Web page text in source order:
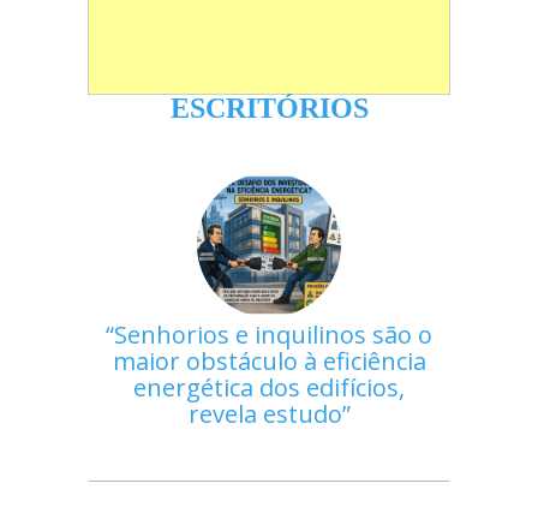
ESCRITÓRIOS
Senhorios e inquilinos são o
maior obstáculo à eficiência
energética dos edifícios,
revela estudo